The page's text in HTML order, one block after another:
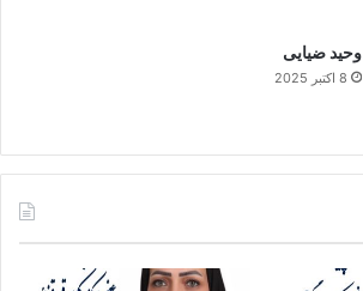
وحید ضیایی
8 اکتبر 2025